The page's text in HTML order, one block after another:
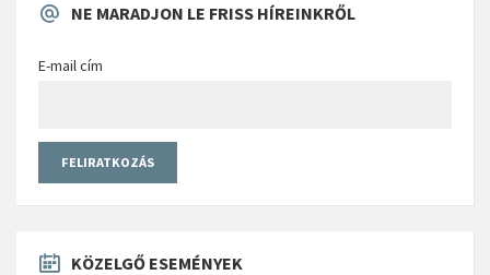
NE MARADJON LE FRISS HÍREINKRŐL
E-mail cím
KÖZELGŐ ESEMÉNYEK